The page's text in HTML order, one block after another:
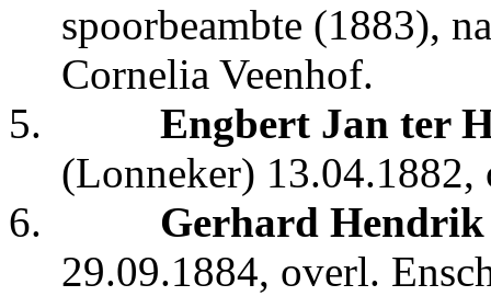
spoorbeambte (1883),
Cornelia Veenhof.
5.
Engbert Jan ter
(Lonneker) 13.04.1882,
6.
Gerhard Hendrik
29.09.1884, overl.